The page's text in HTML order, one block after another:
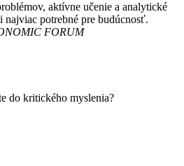
aktívne učenie a analytické
najviac potrebné pre budúcnosť.
FORUM
do kritického myslenia?